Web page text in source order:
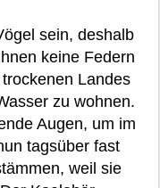
sein, deshalb
keine Federn
Landes
zu wohnen.
Augen, um im
tagsüber fast
weil sie